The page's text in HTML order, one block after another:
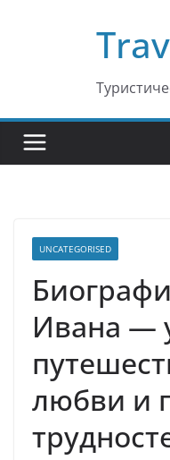
UNCATEGORISED
Ивана —
любви и